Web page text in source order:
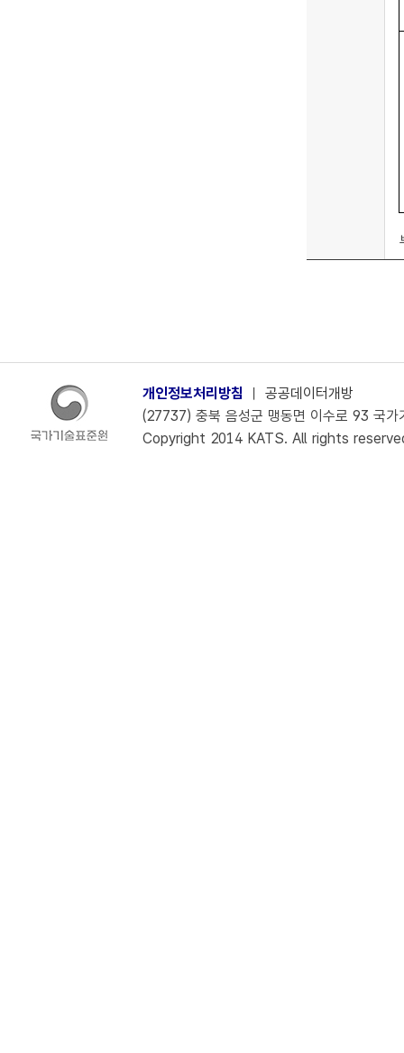
개인정보처리방침 ㅣ 공공데이터개방
(27737) 충북 음성군 맹동면 이수로 93 국
Copyright 2014 KATS. All rights